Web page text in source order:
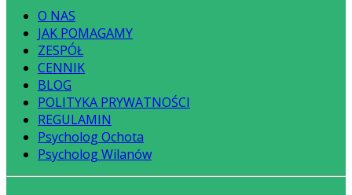
O NAS
JAK POMAGAMY
ZESPÓŁ
CENNIK
BLOG
POLITYKA PRYWATNOŚCI
REGULAMIN
Psycholog Ochota
Psycholog Wilanów